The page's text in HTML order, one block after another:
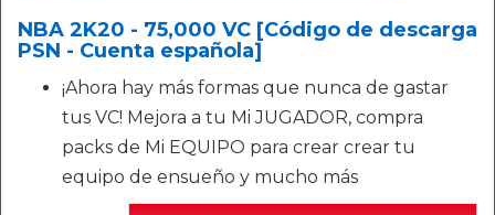
NBA 2K20 - 75,000 VC [Código de descarga
PSN - Cuenta española]
¡Ahora hay más formas que nunca de gastar
tus VC! Mejora a tu Mi JUGADOR, compra
packs de Mi EQUIPO para crear crear tu
equipo de ensueño y mucho más